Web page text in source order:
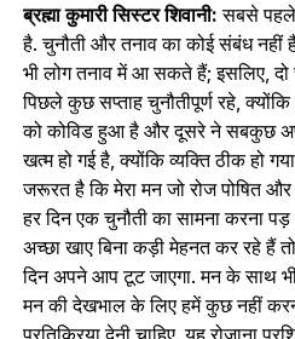
ब्रह्मा कुमारी सिस्टर शिवानी: सबसे
है. चुनौती और तनाव का कोई संबंध
भी लोग तनाव में आ सकते हैं; इसलिए, दो
पिछले कुछ सप्ताह चुनौतीपूर्ण रहे,
को कोविड हुआ है और दूसरे ने सबकुछ
खत्म हो गई है, क्योंकि व्यक्ति ठीक हो
जरूरत है कि मेरा मन जो रोज पोषित
हर दिन एक चुनौती का सामना करना
अच्छा खाए बिना कड़ी मेहनत कर रहे हैं
दिन अपने आप टूट जाएगा. मन के साथ भी
मन की देखभाल के लिए हमें कुछ नहीं
प्रतिक्रिया देनी चाहिए. यह रोजाना